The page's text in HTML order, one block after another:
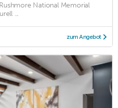
National Memorial
...
zum Angebot